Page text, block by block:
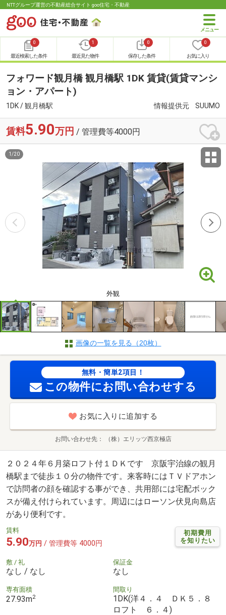
NTTグループ運営の不動産総合サイト goo住宅・不動産
0
最近検索した条件
1
最近見た物件
0
保存した条件
0
お気に入り
フォワード観月橋 観月橋駅 1DK 賃貸(賃貸マンシ
ョン・アパート)
1DK / 観月橋駅 情報提供元 SUUMO
賃料5.90万円 / 管理費等4000円
外観
1 /20
画像の一覧を見る（20枚）
無料・簡単2項目！
この物件にお問い合わせする
お気に入りに追加する
お問い合わせ先 （株）エリッツ西京極店
２０２４年６月築ロフト付１ＤＫです 京阪宇治線の観月
橋駅まで徒歩１０分の物件です。来客時にはＴＶドアホン
で訪問者の顔を確認する事ができ、共用部には宅配ボック
スが備え付けられています。周辺にはローソン伏見向島店
があり便利です。
初期費用
を知りたい
賃料
5.90万円 / 管理費等 4000円
敷 / 礼
なし / なし
保証金
なし
専有面積
27.93m2
間取り
1DK(洋４．４ ＤＫ５．８
ロフト ６．４)